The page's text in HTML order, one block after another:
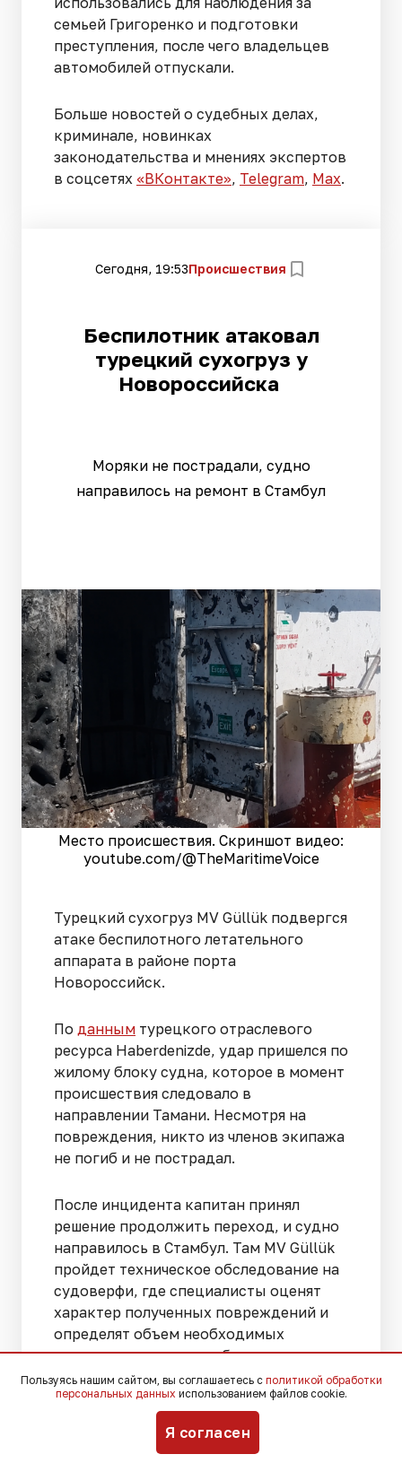
семьей Григоренко и подготовки
преступления, после чего владельцев
автомобилей отпускали.
Больше новостей о судебных делах,
криминале, новинках
законодательства и мнениях экспертов
в соцсетях «ВКонтакте», Telegram, Мах.
Сегодня, 19:53Происшествия
Беспилотник атаковал
турецкий сухогруз у
Новороссийска
Моряки не пострадали, судно
направилось на ремонт в Стамбул
Место происшествия. Скриншот видео:
youtube.com/@TheMaritimeVoice
Турецкий сухогруз MV Güllük подвергся
атаке беспилотного летательного
аппарата в районе порта
Новороссийск.
По данным турецкого отраслевого
ресурса Haberdenizde, удар пришелся по
жилому блоку судна, которое в момент
происшествия следовало в
направлении Тамани. Несмотря на
повреждения, никто из членов экипажа
не погиб и не пострадал.
После инцидента капитан принял
решение продолжить переход, и судно
направилось в Стамбул. Там MV Güllük
пройдет техническое обследование на
судоверфи, где специалисты оценят
характер полученных повреждений и
определят объем необходимых
восстановительных работ.
Как сообщает Haberdenizde, MV Güllük —
турецкий сухогруз, построенный в
Пользуясь нашим сайтом, вы соглашаетесь с политикой обработки
персональных данных использованием файлов cookie.
Я согласен